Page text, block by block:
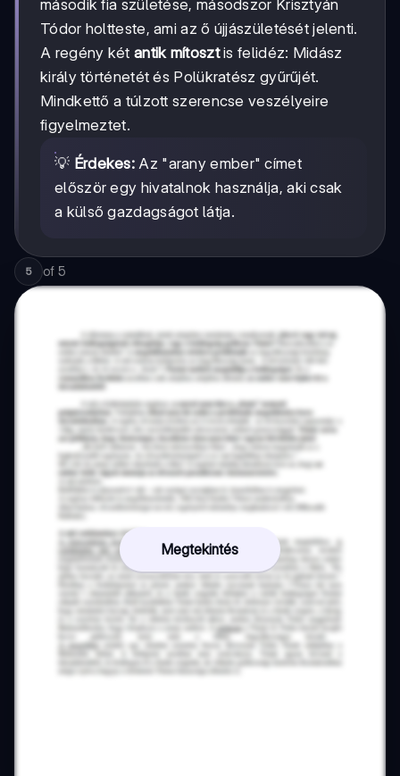
második fia születése, másodszor Krisztyán
Tódor holtteste, ami az ő újjászületését jelenti.
A regény két antik mítosztis felidéz: Midász
király történetét és Polükratész gyűrűjét.
Mindkettő a túlzott szerencse veszélyeire
figyelmeztet.
💡 Érdekes: Az "arany ember" címet
először egy hivatalnok használja, aki csak
a külső gazdagságot látja.
5 of 5
Megtekintés